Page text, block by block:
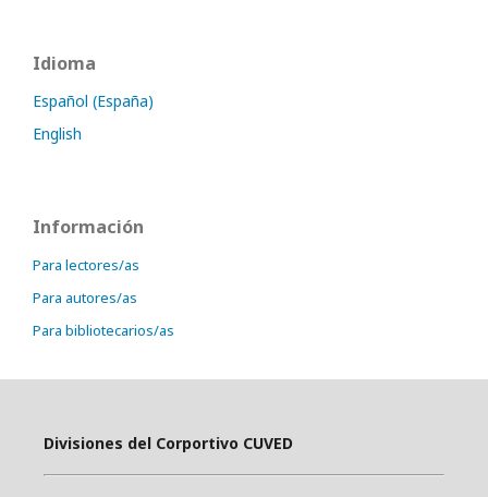
Idioma
Español (España)
English
Información
Para lectores/as
Para autores/as
Para bibliotecarios/as
Divisiones del Corportivo CUVED